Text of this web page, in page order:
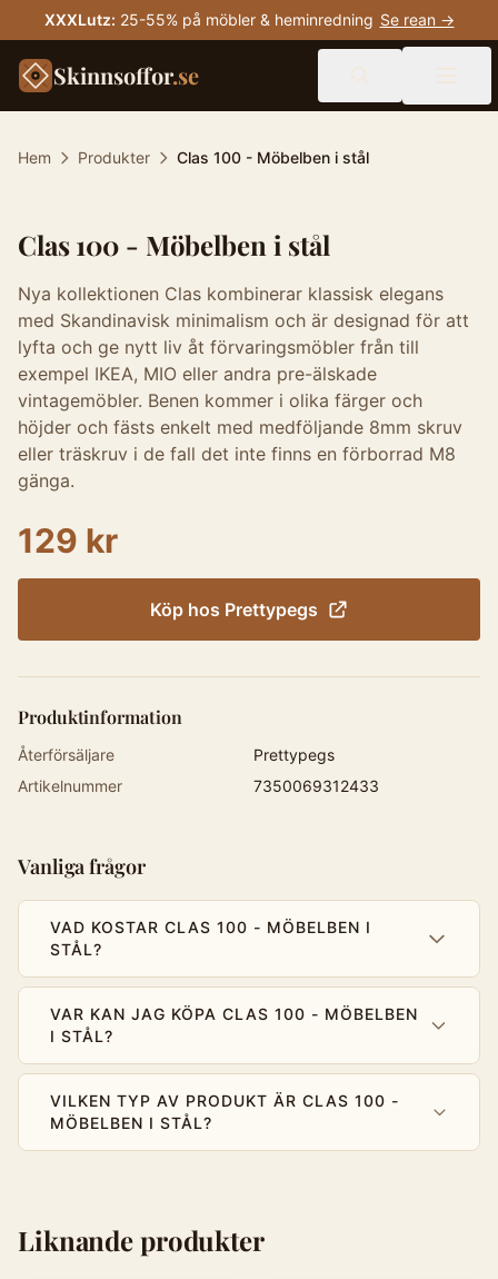
XXXLutz: 25-55% på möbler & heminredning Se rean →
Skinnsoffor.se
Hem Produkter Clas 100 - Möbelben i stål
Clas 100 - Möbelben i stål
Nya kollektionen Clas kombinerar klassisk elegans
med Skandinavisk minimalism och är designad för att
lyfta och ge nytt liv åt förvaringsmöbler från till
exempel IKEA, MIO eller andra pre-älskade
vintagemöbler. Benen kommer i olika färger och
höjder och fästs enkelt med medföljande 8mm skruv
eller träskruv i de fall det inte finns en förborrad M8
gänga.
129 kr
Köp hos Prettypegs
Produktinformation
Återförsäljare
Prettypegs
Artikelnummer
7350069312433
Vanliga frågor
VAD KOSTAR CLAS 100 - MÖBELBEN I
STÅL?
VAR KAN JAG KÖPA CLAS 100 - MÖBELBEN
I STÅL?
VILKEN TYP AV PRODUKT ÄR CLAS 100 -
MÖBELBEN I STÅL?
Liknande produkter